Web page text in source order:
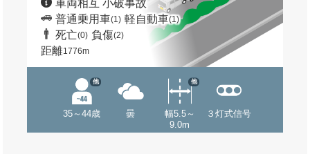
車両相互 小破事故
普通乗用車(1) 軽自動車(1)
死亡(0) 負傷(2)
距離1776m
35～44歳
他
曇
幅5.5～
9.0m
他
３灯式信号